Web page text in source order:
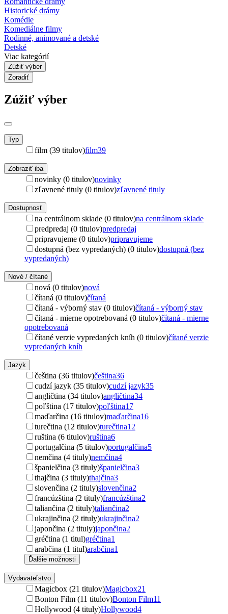
Historické drámy
Komédie
Komediálne filmy
Rodinné, animované a detské
Detské
Viac kategórií
Zúžiť výber
Zoradiť
Zúžiť výber
Typ
film (39 titulov)film39
Zobraziť iba
novinky (0 titulov)novinky
zľavnené tituly (0 titulov)zľavnené tituly
Dostupnosť
na centrálnom sklade (0 titulov)na centrálnom sklade
predpredaj (0 titulov)predpredaj
pripravujeme (0 titulov)pripravujeme
dostupná (bez vypredaných) (0 titulov)dostupná (bez
vypredaných)
Nové / čítané
nová (0 titulov)nová
čítaná (0 titulov)čítaná
čítaná - výborný stav (0 titulov)čítaná - výborný stav
čítaná - mierne opotrebovaná (0 titulov)čítaná - mierne
opotrebovaná
čítané verzie vypredaných kníh (0 titulov)čítané verzie
vypredaných kníh
Jazyk
čeština (36 titulov)čeština36
cudzí jazyk (35 titulov)cudzí jazyk35
angličtina (34 titulov)angličtina34
poľština (17 titulov)poľština17
maďarčina (16 titulov)maďarčina16
turečtina (12 titulov)turečtina12
ruština (6 titulov)ruština6
portugalčina (5 titulov)portugalčina5
nemčina (4 tituly)nemčina4
španielčina (3 tituly)španielčina3
thajčina (3 tituly)thajčina3
slovenčina (2 tituly)slovenčina2
francúzština (2 tituly)francúzština2
taliančina (2 tituly)taliančina2
ukrajinčina (2 tituly)ukrajinčina2
japončina (2 tituly)japončina2
gréčtina (1 titul)gréčtina1
arabčina (1 titul)arabčina1
Ďalšie možnosti
Vydavateľstvo
Magicbox (21 titulov)Magicbox21
Bonton Film (11 titulov)Bonton Film11
Hollywood (4 tituly)Hollywood4